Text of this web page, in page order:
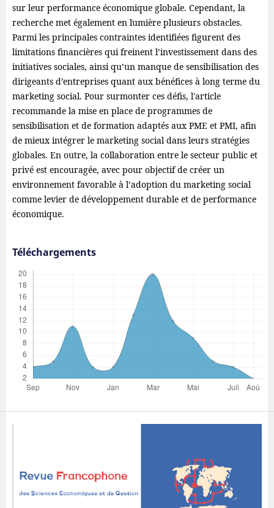
sur leur performance économique globale. Cependant, la
recherche met également en lumière plusieurs obstacles.
Parmi les principales contraintes identifiées figurent des
limitations financières qui freinent l’investissement dans des
initiatives sociales, ainsi qu’un manque de sensibilisation des
dirigeants d’entreprises quant aux bénéfices à long terme du
marketing social. Pour surmonter ces défis, l'article
recommande la mise en place de programmes de
sensibilisation et de formation adaptés aux PME et PMI, afin
de mieux intégrer le marketing social dans leurs stratégies
globales. En outre, la collaboration entre le secteur public et
privé est encouragée, avec pour objectif de créer un
environnement favorable à l’adoption du marketing social
comme levier de développement durable et de performance
économique.
Téléchargements